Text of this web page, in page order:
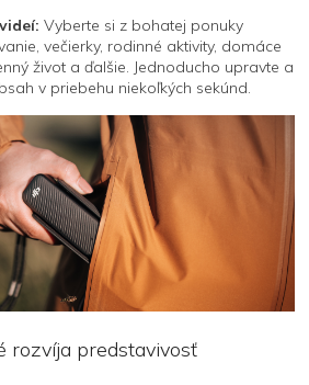
Vyberte si z bohatej ponuky
večierky, rodinné aktivity, domáce
život a ďalšie. Jednoducho upravte a
v priebehu niekoľkých sekúnd.
rozvíja predstavivosť